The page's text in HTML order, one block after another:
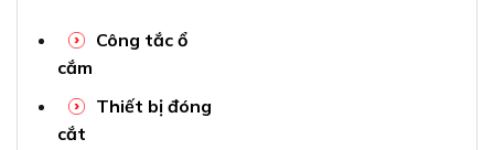
thiết bị điện hàng đầu tại TP. Hồ Chí Minh.